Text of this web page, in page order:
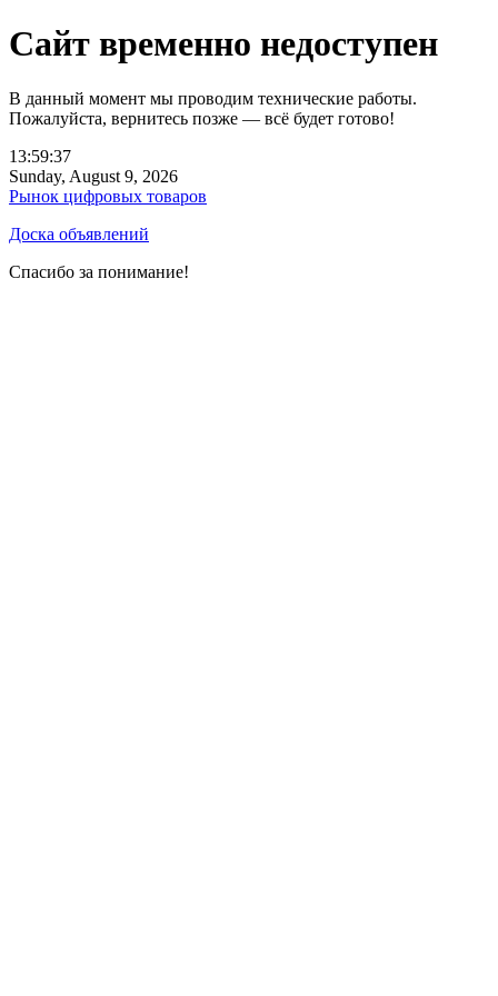
Сайт временно недоступен
В данный момент мы проводим технические работы.
Пожалуйста, вернитесь позже — всё будет готово!
13:59:37
Sunday, August 9, 2026
Рынок цифровых товаров
Доска объявлений
Спасибо за понимание!